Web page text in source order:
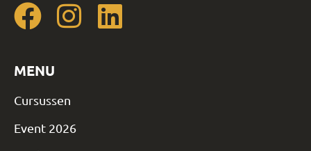
MENU
Cursussen
Event 2026